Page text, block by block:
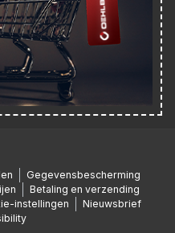
Gegevensbescherming
Betaling en verzending
instellingen
Nieuwsbrief